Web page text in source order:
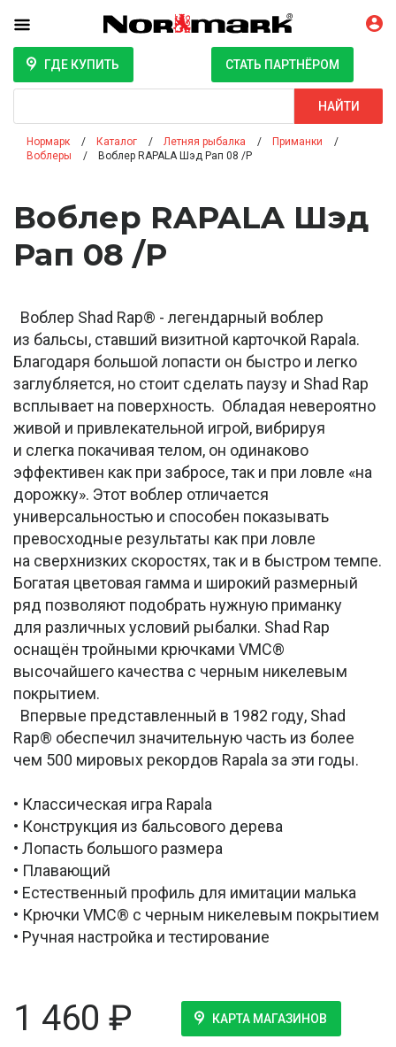
ГДЕ КУПИТЬ СТАТЬ ПАРТНЁРОМ
НАЙТИ
Нормарк Каталог Летняя рыбалка
Приманки
Воблеры
Воблер RAPALA Шэд Рап 08 /P
Воблер RAPALA Шэд
Рап 08 /P
Воблер Shad Rap® - легендарный воблер
из бальсы, ставший визитной карточкой Rapala.
Благодаря большой лопасти он быстро и легко
заглубляется, но стоит сделать паузу и Shad Rap
всплывает на поверхность. Обладая невероятно
живой и привлекательной игрой, вибрируя
и слегка покачивая телом, он одинаково
эффективен как при забросе, так и при ловле «на
дорожку». Этот воблер отличается
универсальностью и способен показывать
превосходные результаты как при ловле
на сверхнизких скоростях, так и в быстром темпе.
Богатая цветовая гамма и широкий размерный
ряд позволяют подобрать нужную приманку
для различных условий рыбалки. Shad Rap
оснащён тройными крючками VMC®
высочайшего качества с черным никелевым
покрытием.
Впервые представленный в 1982 году, Shad
Rap® обеспечил значительную часть из более
чем 500 мировых рекордов Rapala за эти годы.
• Классическая игра Rapala
• Конструкция из бальсового дерева
• Лопасть большого размера
• Плавающий
• Естественный профиль для имитации малька
• Крючки VMC® с черным никелевым покрытием
• Ручная настройка и тестирование
1 460 ₽ КАРТА МАГАЗИНОВ